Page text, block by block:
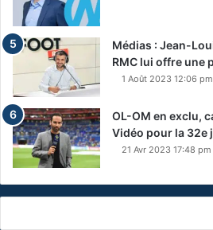
Médias : Jean-
RMC lui offre une
1 Août 2023 12:06 pm
OL-OM en exclu,
Vidéo pour la 32e
21 Avr 2023 17:48 pm